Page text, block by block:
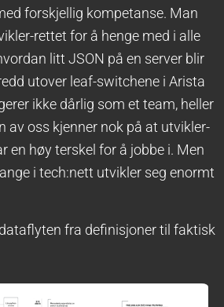
forskjellig kompetanse. Man
rettet for å henge med i alle
litt JSON på en server blir
utover leaf-switchene i Arista
ikke dårlig som et team, heller
av oss kjenner nok på at utvikler-
en høy terskel for å jobbe i. Men
i tech:nett utvikler seg enormt
fra definisjoner til faktisk